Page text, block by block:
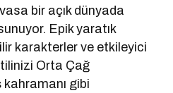
bir açık dünyada
Epik yaratık
karakterler ve etkileyici
Orta Çağ
gibi